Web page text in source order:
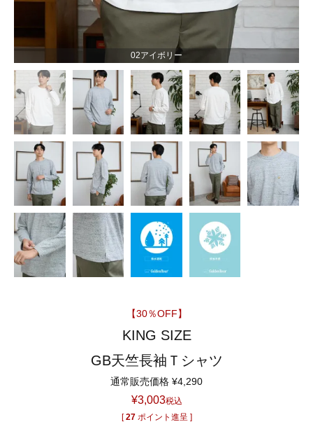
02アイボリー
【30％OFF】
KING SIZE
GB天竺長袖Ｔシャツ
通常販売価格 ¥4,290
¥3,003税込
[ 27 ポイント進呈 ]